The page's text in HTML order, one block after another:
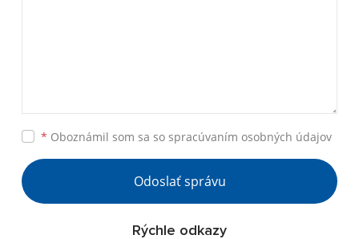
* Oboznámil som sa so spracúvaním osobných údajov
Odoslať správu
Rýchle odkazy